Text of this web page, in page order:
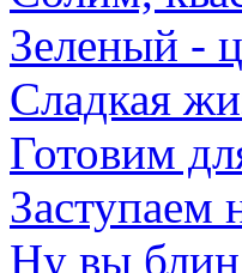
Зеленый -
Сладкая
Готовим
Заступаем
Ну вы блин